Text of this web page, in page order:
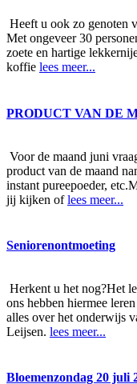
Heeft u ook zo genoten
Met ongeveer 30
zoete en hartige
koffie lees meer...
PRODUCT VAN DE
Voor de maand juni
product van de maand
instant pureepoeder,
jij kijken oflees meer...
Seniorenontmoeting
Herkent u het nog?Het
ons hebben hiermee
alles over het onderwijs
Leijsen. lees meer...
Bloemenzondag 20 juli